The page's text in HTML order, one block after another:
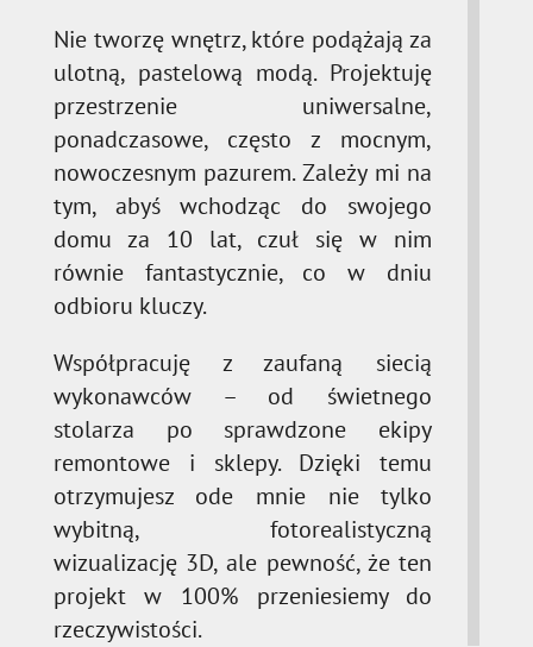
Nie tworzę wnętrz, które podążają za
ulotną, pastelową modą. Projektuję
przestrzenie uniwersalne,
ponadczasowe, często z mocnym,
nowoczesnym pazurem. Zależy mi na
tym, abyś wchodząc do swojego
domu za 10 lat, czuł się w nim
równie fantastycznie, co w dniu
odbioru kluczy.
Współpracuję z zaufaną siecią
wykonawców – od świetnego
stolarza po sprawdzone ekipy
remontowe i sklepy. Dzięki temu
otrzymujesz ode mnie nie tylko
wybitną, fotorealistyczną
wizualizację 3D, ale pewność, że ten
projekt w 100% przeniesiemy do
rzeczywistości.